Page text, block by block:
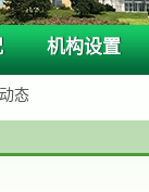
机构设置
态